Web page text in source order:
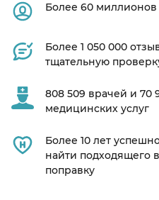
Более 60
Более 1 050 000
тщательную
808 509 врачей и 70
медицинских услуг
Более 10 лет
найти подходящего
поправку